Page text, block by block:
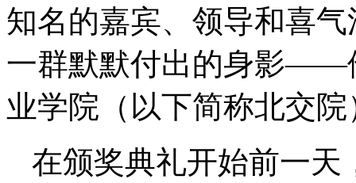
知名的嘉宾、领导和喜
一群默默付出的身影——
业学院（以下简称北交
在颁奖典礼开始前一天